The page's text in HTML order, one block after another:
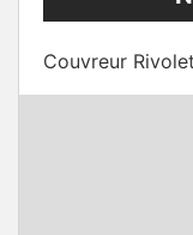
Couvreur Rivolet